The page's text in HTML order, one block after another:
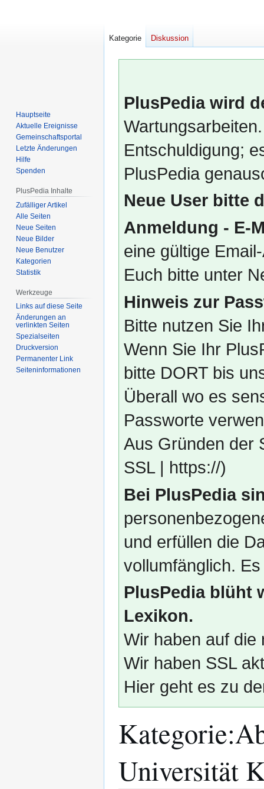
PlusPedia wird
Entschuldigung;
PlusPedia
Neue User bitte
Anmeldung - E-
eine gültige
Euch bitte unter
Hinweis zur
Bitte nutzen Sie
Wenn Sie Ihr
bitte DORT bis
Überall wo es
Passworte
Aus Gründen der
SSL | https://)
Bei PlusPedia
und erfüllen die
vollumfänglich.
PlusPedia blüht
Lexikon.
Wir haben auf die
Wir haben SSL
Hier geht es zu
Kategorie:
Universität
Kategorie Diskussion
Hauptseite
Aktuelle Ereignisse
Gemeinschafts­portal
Letzte Änderungen
Hilfe
Spenden
PlusPedia Inhalte
Zufälliger Artikel
Alle Seiten
Neue Seiten
Neue Bilder
Neue Benutzer
Kategorien
Statistik
Werkzeuge
Links auf diese Seite
Änderungen an
verlinkten Seiten
Spezialseiten
Druckversion
Permanenter Link
Seiten­­informationen